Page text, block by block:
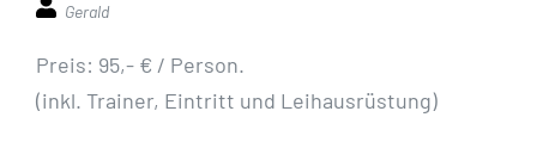
Gerald
Preis: 95,- € / Person.
(inkl. Trainer, Eintritt und Leihausrüstung)